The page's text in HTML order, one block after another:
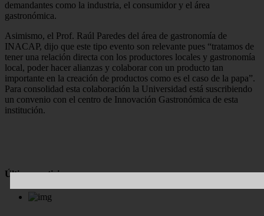
demandantes como la industria, el consumidor y el área
gastronómica.
Asimismo, el Prof. Raúl Paredes del área de gastronomía de
INACAP, dijo que este tipo evento son relevante pues “tratamos de
tener una relación directa con los productores locales y gastronomía
local, poder hacer alianzas y colaborar con un producto tan
importante en la creación de productos como es el caso de la papa”.
Para consolidad esta colaboración la Universidad está suscribiendo
un convenio con el centro de Innovación Gastronómica de esta
institución.
Últimas noticias